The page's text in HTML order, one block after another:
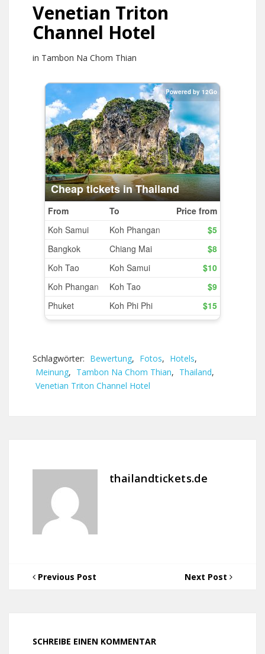
Venetian Triton
Channel Hotel
in Tambon Na Chom Thian
Schlagwörter: Bewertung, Fotos, Hotels,
Meinung, Tambon Na Chom Thian, Thailand,
Venetian Triton Channel Hotel
thailandtickets.de
Previous Post Next Post
SCHREIBE EINEN KOMMENTAR